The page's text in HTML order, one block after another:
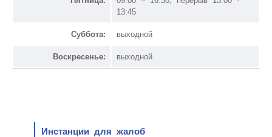
13:45
Суббота: выходной
Воскресенье: выходной
Инстанции для жалоб